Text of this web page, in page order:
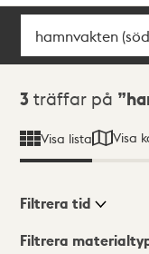
Sök
Sökresultat
3 träffar på
Visa lista Visa
Visningsläge
Filtrera tid
Filtrera